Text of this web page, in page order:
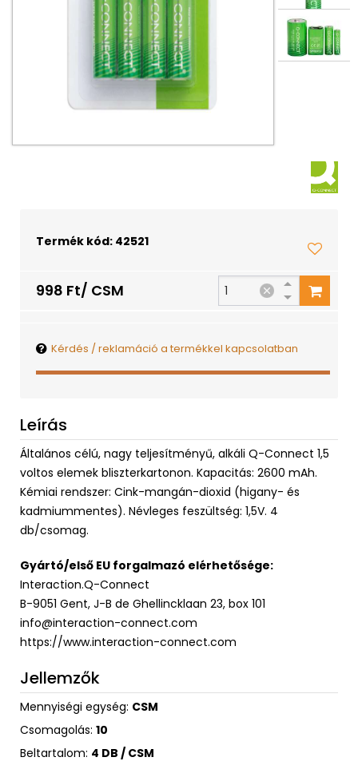
Termék kód: 42521
998 Ft/ CSM
Kérdés / reklamáció a termékkel kapcsolatban
Leírás
Általános célú, nagy teljesítményű, alkáli Q-Connect 1,5
voltos elemek bliszterkartonon. Kapacitás: 2600 mAh.
Kémiai rendszer: Cink-mangán-dioxid (higany- és
kadmiummentes). Névleges feszültség: 1,5V. 4
db/csomag.
Gyártó/első EU forgalmazó elérhetősége:
Interaction.Q-Connect
B-9051 Gent, J-B de Ghellincklaan 23, box 101
info@interaction-connect.com
https://www.interaction-connect.com
Jellemzők
Mennyiségi egység: CSM
Csomagolás: 10
Beltartalom: 4 DB / CSM